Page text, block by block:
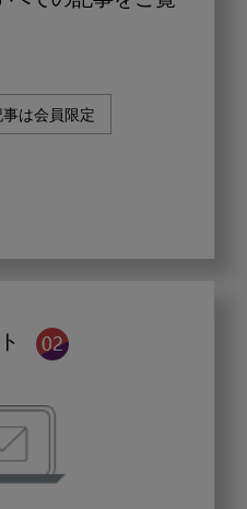
は会員限定